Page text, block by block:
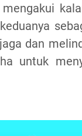
dan
untuk